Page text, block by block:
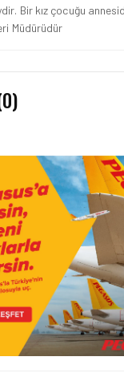
Bir kız çocuğu
Müdürüdür
HAVAYOLU • 05
VERIMLILIĞI VE
İŞ BIRLIĞI!
HAVAYOLU • 05
AIR
YILI İLK YARI
VE
SONUÇLARI!